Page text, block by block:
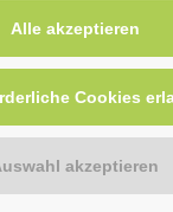
05.08.2026.